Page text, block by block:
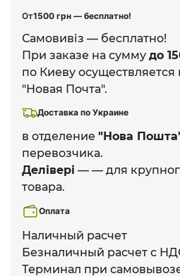
От1500 грн — бесплатно!
Самовивіз — бесплатно!
При заказе на сумму до
по Киеву
"Новая Почта".
Доставка по Украине
в отделение "Нова
перевозчика.
Делівері — — для
товара.
Оплата
Наличный расчет
Безналичный расчет с
Терминал при